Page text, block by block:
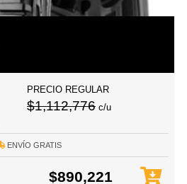
PRECIO REGULAR
$1,112,776 c/u
ENVÍO GRATIS
$890,221